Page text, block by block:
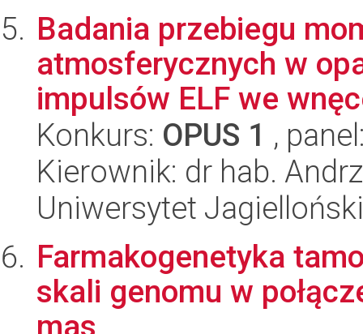
Badania przebiegu
atmosferycznych w
impulsów ELF we
Konkurs: OPUS 1 ,
Kierownik: dr hab.
Uniwersytet Jagielloński
Farmakogenetyka
skali genomu w
mas